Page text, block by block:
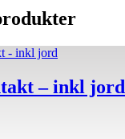
– inkl jord